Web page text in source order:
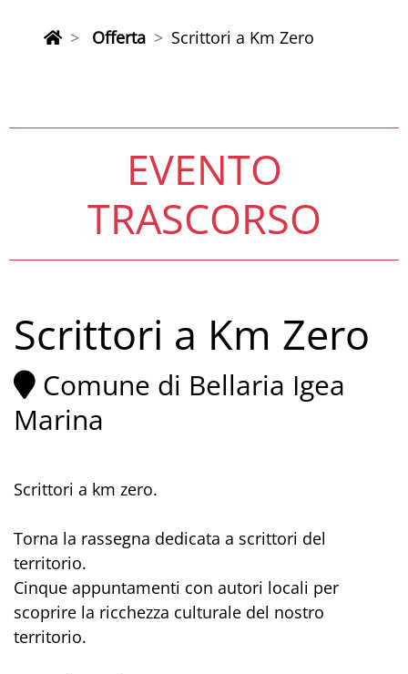
Offerta Scrittori a Km Zero
EVENTO
TRASCORSO
Scrittori a Km Zero
Comune di Bellaria Igea
Marina
Scrittori a km zero.
Torna la rassegna dedicata a scrittori del
territorio.
Cinque appuntamenti con autori locali per
scoprire la ricchezza culturale del nostro
territorio.